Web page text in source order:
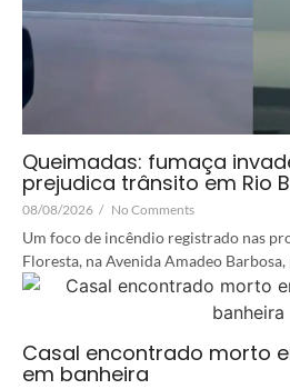
Queimadas: fumaça
prejudica trânsito em Rio
08/08/2026 / No Comments
Um foco de incêndio registrado nas
Floresta, na Avenida Amadeo
Casal encontrado morto
em banheira